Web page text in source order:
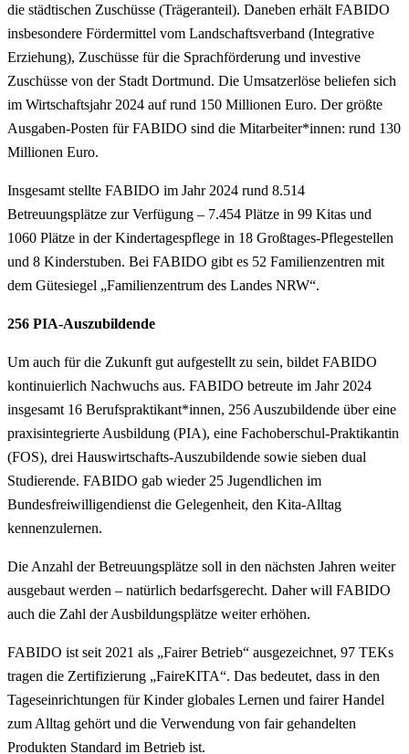
die städtischen Zuschüsse (Trägeranteil). Daneben erhält FABIDO
insbesondere Fördermittel vom Landschaftsverband (Integrative
Erziehung), Zuschüsse für die Sprachförderung und investive
Zuschüsse von der Stadt Dortmund. Die Umsatzerlöse beliefen sich
im Wirtschaftsjahr 2024 auf rund 150 Millionen Euro. Der größte
Ausgaben-Posten für FABIDO sind die Mitarbeiter*innen: rund 130
Millionen Euro.
Insgesamt stellte FABIDO im Jahr 2024 rund 8.514
Betreuungsplätze zur Verfügung – 7.454 Plätze in 99 Kitas und
1060 Plätze in der Kindertagespflege in 18 Großtages-Pflegestellen
und 8 Kinderstuben. Bei FABIDO gibt es 52 Familienzentren mit
dem Gütesiegel „Familienzentrum des Landes NRW“.
256 PIA-Auszubildende
Um auch für die Zukunft gut aufgestellt zu sein, bildet FABIDO
kontinuierlich Nachwuchs aus. FABIDO betreute im Jahr 2024
insgesamt 16 Berufspraktikant*innen, 256 Auszubildende über eine
praxisintegrierte Ausbildung (PIA), eine Fachoberschul-Praktikantin
(FOS), drei Hauswirtschafts-Auszubildende sowie sieben dual
Studierende. FABIDO gab wieder 25 Jugendlichen im
Bundesfreiwilligendienst die Gelegenheit, den Kita-Alltag
kennenzulernen.
Die Anzahl der Betreuungsplätze soll in den nächsten Jahren weiter
ausgebaut werden – natürlich bedarfsgerecht. Daher will FABIDO
auch die Zahl der Ausbildungsplätze weiter erhöhen.
FABIDO ist seit 2021 als „Fairer Betrieb“ ausgezeichnet, 97 TEKs
tragen die Zertifizierung „FaireKITA“. Das bedeutet, dass in den
Tageseinrichtungen für Kinder globales Lernen und fairer Handel
zum Alltag gehört und die Verwendung von fair gehandelten
Produkten Standard im Betrieb ist.